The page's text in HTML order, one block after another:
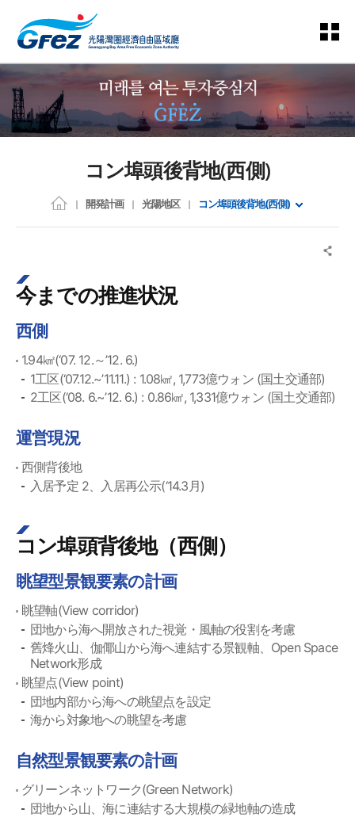
コン埠頭後背地(西側)
開発計画 光陽地区 コン埠頭後背地(西側)
今までの推進状況
西側
1.94㎢(‘07. 12.～’12. 6.)
1工区(‘07.12.~’11.11.) : 1.08㎢, 1,773億ウォン (国土交通部)
2工区(‘08. 6.~’12. 6.) : 0.86㎢, 1,331億ウォン (国土交通部)
運営現況
西側背後地
入居予定 2、入居再公示(‘14.3月)
コン埠頭背後地（西側）
眺望型景観要素の計画
眺望軸(View corridor)
団地から海へ開放された視覚・風軸の役割を考慮
舊烽火山、伽倻山から海へ連結する景観軸、Open Space
Network形成
眺望点(View point)
団地内部から海への眺望点を設定
海から対象地への眺望を考慮
自然型景観要素の計画
グリーンネットワーク(Green Network)
団地から山、海に連結する大規模の緑地軸の造成